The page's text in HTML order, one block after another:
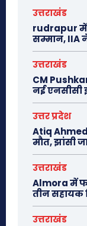
उत्तराखंड
rudrapur में
सम्मान, IIA
उत्तराखंड
CM
नई एनसीसी
उत्तर प्रदेश
Atiq
मौत, झांसी
उत्तराखंड
Almora में
तीन सहायक
उत्तराखंड